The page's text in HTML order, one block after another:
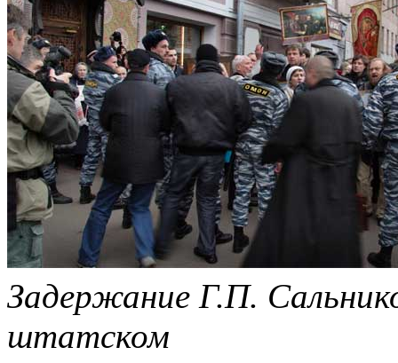
Задержание Г.П.
штатском